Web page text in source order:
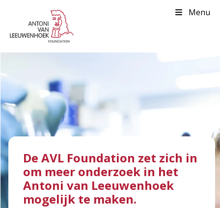
Menu
De AVL Foundation zet zich in
om meer onderzoek in het
Antoni van Leeuwenhoek
mogelijk te maken.